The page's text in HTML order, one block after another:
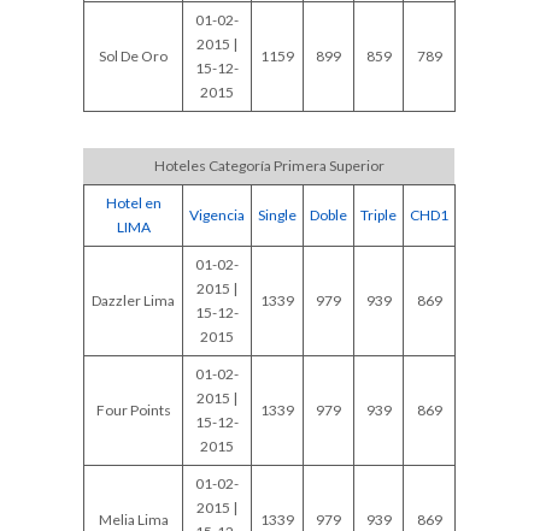
Sol De Oro
01-02-
2015 |
15-12-
2015
1159 899 859 789
Hoteles Categoría Primera Superior
Hotel en
LIMA
Vigencia Single Doble Triple CHD1
Dazzler Lima
01-02-
2015 |
15-12-
2015
1339 979 939 869
Four Points
01-02-
2015 |
15-12-
2015
1339 979 939 869
Melia Lima
01-02-
2015 |
1339 979 939 869